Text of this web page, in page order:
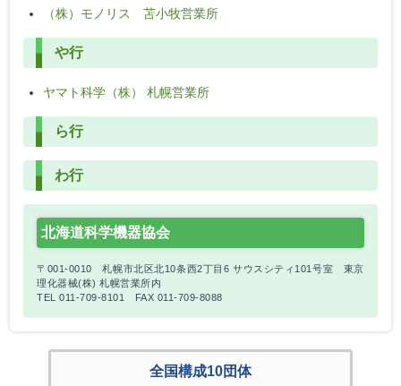
（株）モノリス 苫小牧営業所
や行
ヤマト科学（株） 札幌営業所
ら行
わ行
北海道科学機器協会
〒001-0010 札幌市北区北10条西2丁目6 サウスシティ101号室 東京
理化器械(株) 札幌営業所内
TEL 011-709-8101 FAX 011-709-8088
全国構成10団体